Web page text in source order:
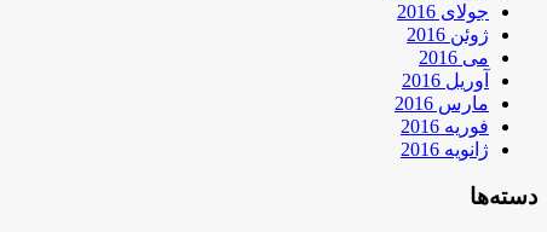
جولای 2016
ژوئن 2016
می 2016
آوریل 2016
مارس 2016
فوریه 2016
ژانویه 2016
دسته‌ها